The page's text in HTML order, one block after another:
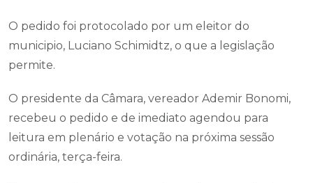
O pedido foi protocolado por um eleitor do
municipio, Luciano Schimidtz, o que a legislação
permite.
O presidente da Câmara, vereador Ademir Bonomi,
recebeu o pedido e de imediato agendou para
leitura em plenário e votação na próxima sessão
ordinária, terça-feira.